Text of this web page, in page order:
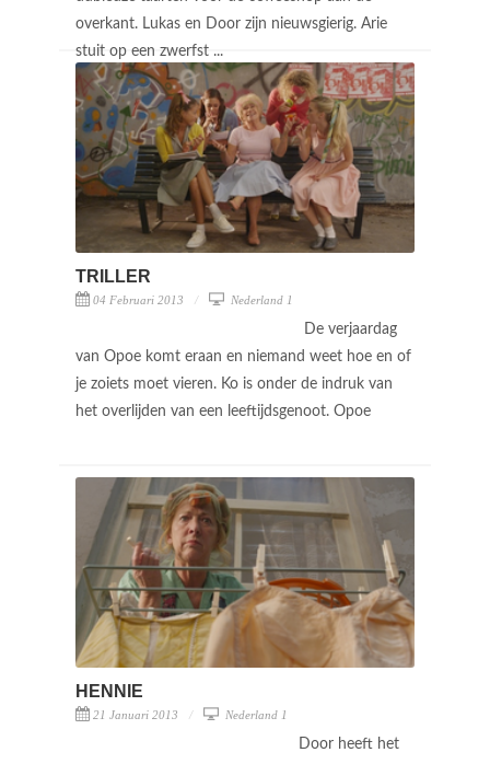
overkant. Lukas en Door zijn nieuwsgierig. Arie
stuit op een zwerfst ...
TRILLER
04 Februari 2013 Nederland 1
De verjaardag
van Opoe komt eraan en niemand weet hoe en of
je zoiets moet vieren. Ko is onder de indruk van
het overlijden van een leeftijdsgenoot. Opoe
HENNIE
21 Januari 2013 Nederland 1
Door heeft het